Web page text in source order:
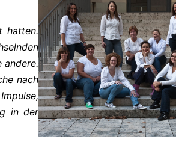
hatten.
andere.
nach
in der